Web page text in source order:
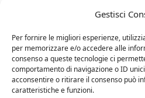
Gestisci
Per fornire le migliori esperienze,
per memorizzare e/o accedere alle
consenso a queste tecnologie ci
comportamento di navigazione o ID
acconsentire o ritirare il consenso può
caratteristiche e funzioni.
Contatti
Amministrazione Aperta
KP Technologies srl